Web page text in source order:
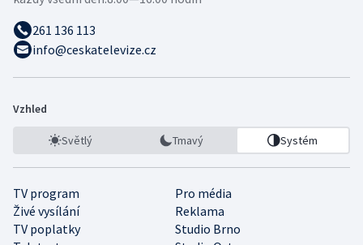
261 136 113
info@ceskatelevize.cz
Vzhled
Světlý Tmavý Systém
TV program
Pro média
Živé vysílání
Reklama
TV poplatky
Studio Brno